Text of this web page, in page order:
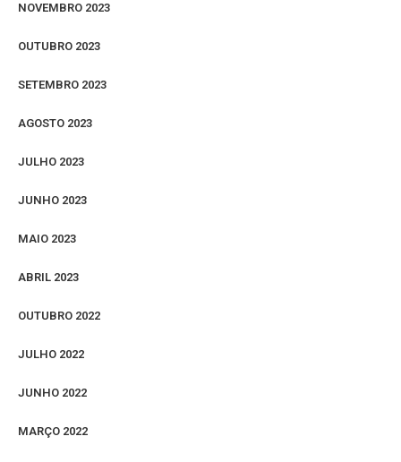
NOVEMBRO 2023
OUTUBRO 2023
SETEMBRO 2023
AGOSTO 2023
JULHO 2023
JUNHO 2023
MAIO 2023
ABRIL 2023
OUTUBRO 2022
JULHO 2022
JUNHO 2022
MARÇO 2022